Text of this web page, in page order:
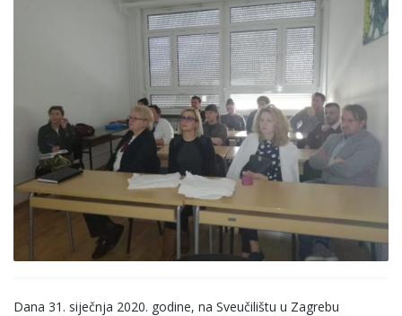
Dana 31. siječnja 2020. godine, na Sveučilištu u Zagrebu